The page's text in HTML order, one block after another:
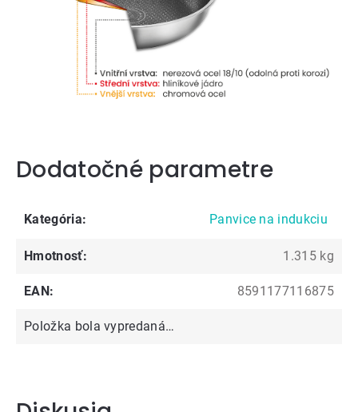
Dodatočné parametre
Kategória: Panvice na indukciu
Hmotnosť: 1.315 kg
EAN: 8591177116875
Položka bola vypredaná…